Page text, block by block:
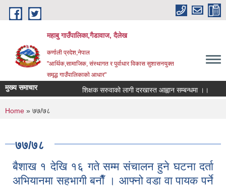
Skip to main content
महाबु गाउँपालिका,गैडावाज, दैलेख
कर्णाली प्रदेश,नेपाल
"आर्थिक,सामाजिक, संस्थागत र पुर्वाधार विकास सुशासनयुक्त
समृद्ध गाउँपालिकाकाे आधार"
मुख्य समाचार शिक्षक सरुवाको लागी दरखास्त आह्वान सम्बन्धमा ।।
You are here
Home » ७७/७८
७७/७८
बैशाख १ देखि १६ गते सम्म संचालन हुने घटना दर्ता
अभियानमा सहभागी बनाैँ । आफ्नो वडा वा पायक पर्ने